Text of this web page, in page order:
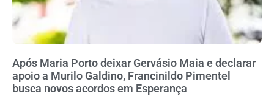
Após Maria Porto deixar Gervásio Maia e declarar
apoio a Murilo Galdino, Francinildo Pimentel
busca novos acordos em Esperança